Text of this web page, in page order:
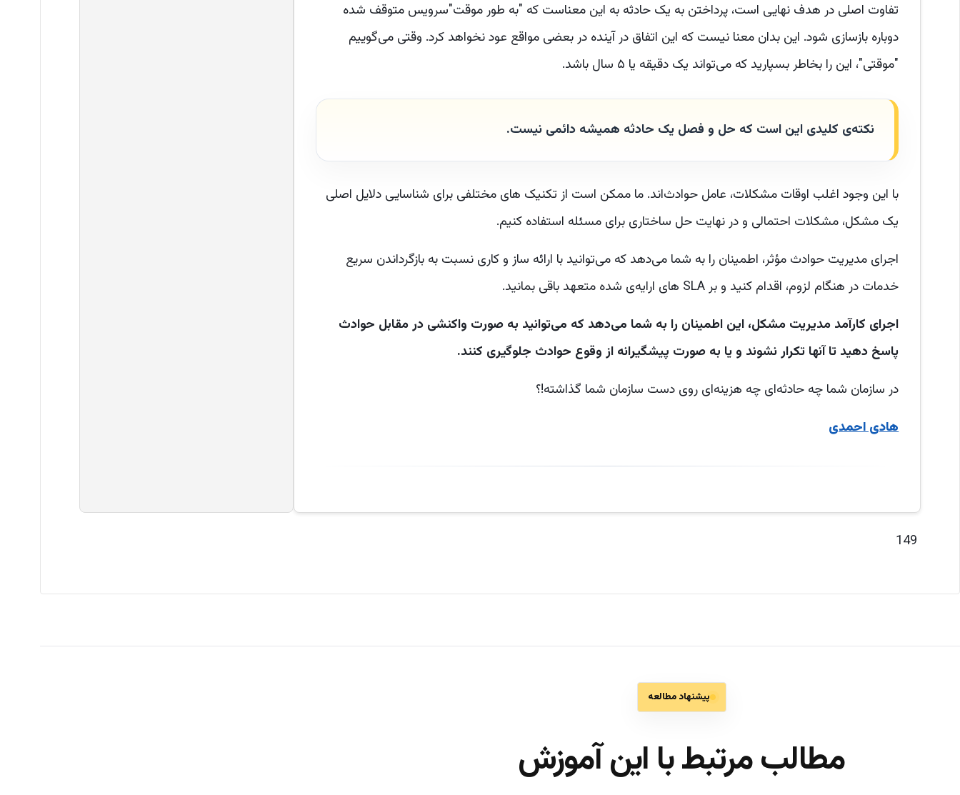
تفاوت اصلی در هدف نهایی است، پرداختن به یک حادثه به این معناست که "به طور موقت"سرویس متوقف شده
دوباره بازسازی شود. این بدان معنا نیست که این اتفاق در آینده در بعضی مواقع عود نخواهد کرد. وقتی می‌گوییم
"موقتی"، این را بخاطر بسپارید که می‌تواند یک دقیقه یا ۵ سال باشد.
نکته‌ی کلیدی این است که حل و فصل یک حادثه همیشه دائمی نیست.
با این وجود اغلب اوقات مشکلات، عامل حوادث‌اند. ما ممکن است از تکنیک های مختلفی برای شناسایی دلایل اصلی
یک مشکل، مشکلات احتمالی و در نهایت حل ساختاری برای مسئله استفاده کنیم.
اجرای مدیریت حوادث مؤثر، اطمینان را به شما می‌دهد که می‌توانید با ارائه ساز و کاری نسبت به بازگرداندن سریع
خدمات در هنگام لزوم، اقدام کنید و بر SLA های ارایه‌ی شده متعهد باقی بمانید.
اجرای کارآمد مدیریت مشکل، این اطمینان را به شما می‌دهد که می‌توانید به صورت واکنشی در مقابل حوادث
پاسخ دهید تا آنها تکرار نشوند و یا به صورت پیشگیرانه از وقوع حوادث جلوگیری کنند.
در سازمان شما چه حادثه‌ای چه هزینه‌ای روی دست سازمان شما گذاشته!؟
هادی احمدی
149
پیشنهاد مطالعه
مطالب مرتبط با این آموزش